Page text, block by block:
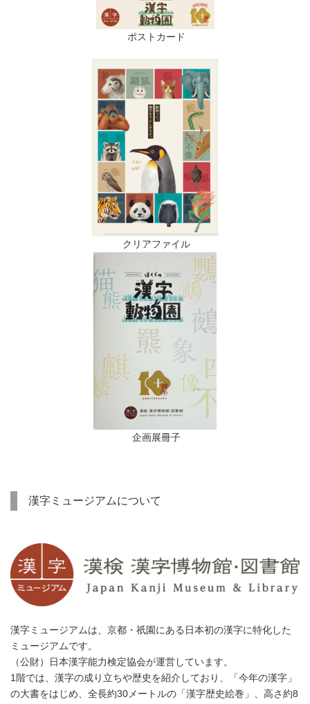
ポストカード
クリアファイル
企画展冊子
漢字ミュージアムについて
漢字ミュージアムは、京都・祇園にある日本初の漢字に特化した
ミュージアムです。
（公財）日本漢字能力検定協会が運営しています。
1階では、漢字の成り立ちや歴史を紹介しており、「今年の漢字」
の大書をはじめ、全長約30メートルの「漢字歴史絵巻」、高さ約8